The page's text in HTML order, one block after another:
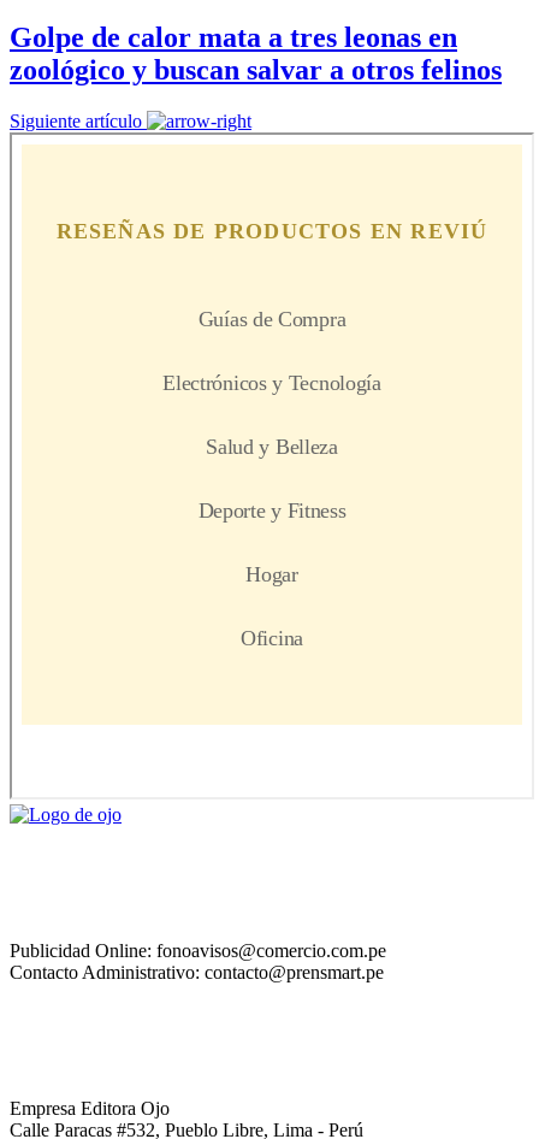
Golpe de calor mata a tres leonas en
zoológico y buscan salvar a otros felinos
Siguiente artículo
Publicidad Online: fonoavisos@comercio.com.pe
Contacto Administrativo: contacto@prensmart.pe
Empresa Editora Ojo
Calle Paracas #532, Pueblo Libre, Lima - Perú